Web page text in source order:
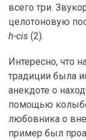
всего три.
целотоновую
h-cis (2).
Интересно, что
традиции была
анекдоте о
помощью
любовника о
пример был